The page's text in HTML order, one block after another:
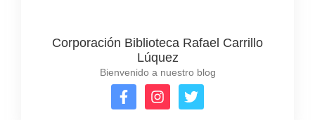
Corporación Biblioteca Rafael Carrillo
Lúquez
Bienvenido a nuestro blog